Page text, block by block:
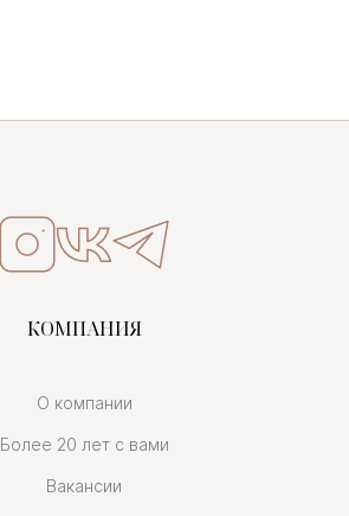
КОМПАНИЯ
О компании
Более 20 лет с вами
Вакансии